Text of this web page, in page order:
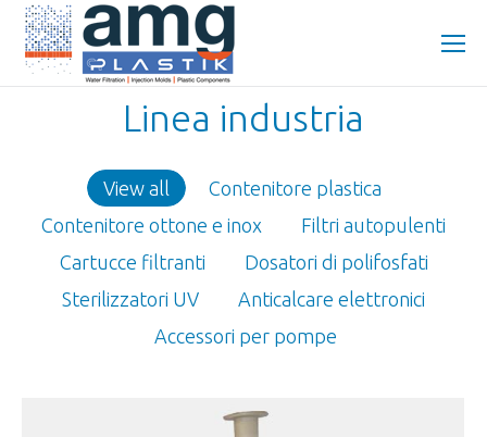
Linea industria
View all
Contenitore plastica
Contenitore ottone e inox
Filtri autopulenti
Cartucce filtranti
Dosatori di polifosfati
Sterilizzatori UV
Anticalcare elettronici
Accessori per pompe